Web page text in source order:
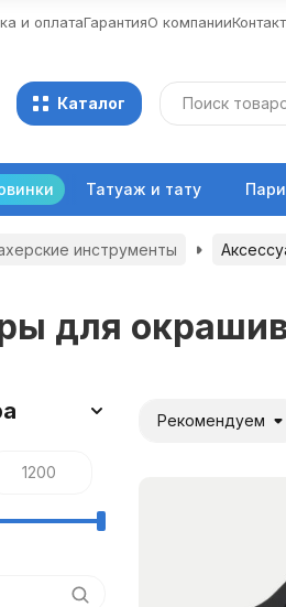
и оплатаГарантияО компании
Каталог
Татуаж и тату
инструменты
для
Рекомендуем